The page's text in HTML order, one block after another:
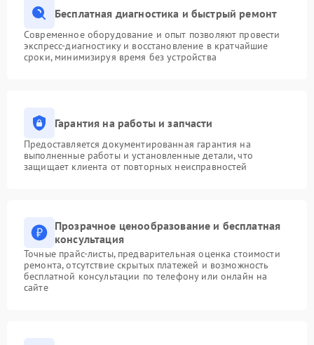
Бесплатная диагностика и быстрый ремонт
Современное оборудование и опыт позволяют провести
экспресс-диагностику и восстановление в кратчайшие
сроки, минимизируя время без устройства
Гарантия на работы и запчасти
Предоставляется документированная гарантия на
выполненные работы и установленные детали, что
защищает клиента от повторных неисправностей
Прозрачное ценообразование и бесплатная
консультация
Точные прайс-листы, предварительная оценка стоимости
ремонта, отсутствие скрытых платежей и возможность
бесплатной консультации по телефону или онлайн на
сайте